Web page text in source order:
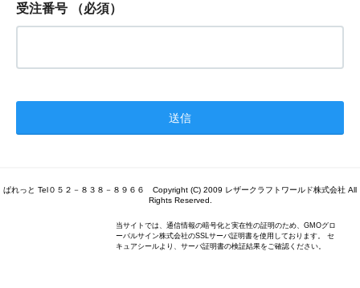
受注番号 （必須）
ぱれっと Tel０５２－８３８－８９６６ Copyright (C) 2009 レザークラフトワールド株式会社 All
Rights Reserved.
当サイトでは、通信情報の暗号化と実在性の証明のため、GMOグロ
ーバルサイン株式会社のSSLサーバ証明書を使用しております。 セ
キュアシールより、サーバ証明書の検証結果をご確認ください。